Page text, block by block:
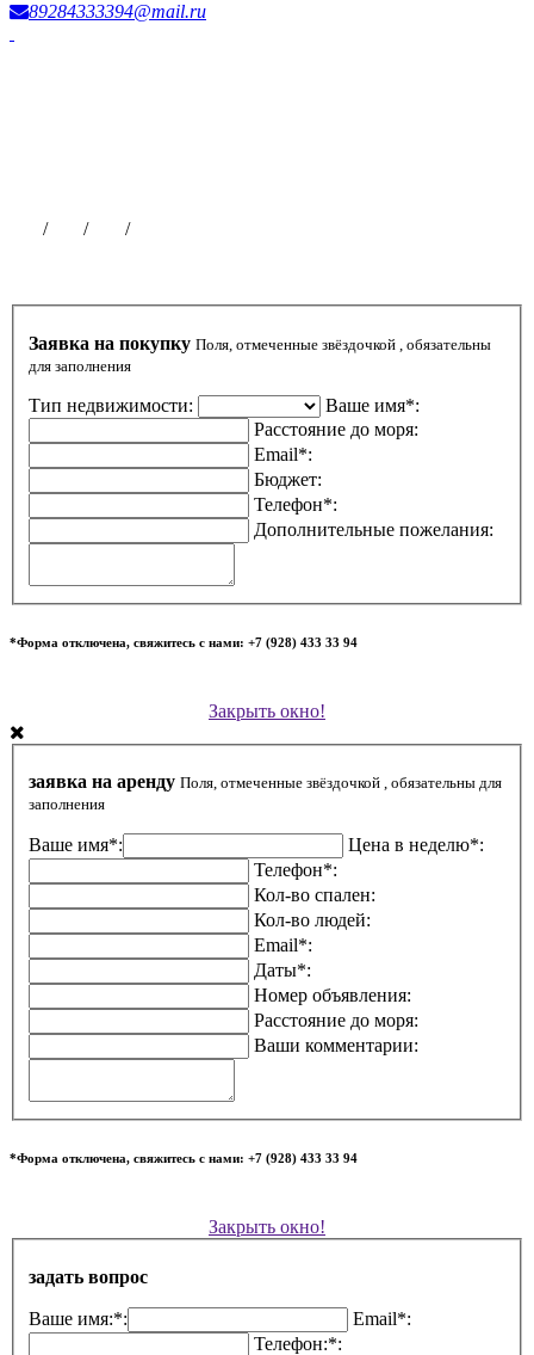
89284333394@mail.ru
/ / /
Заявка на покупку Поля, отмеченные звёздочкой , обязательны
для заполнения
Тип недвижимости:
Ваше имя*:
Расстояние до моря:
Email*:
Бюджет:
Телефон*:
Дополнительные пожелания:
*Форма отключена, свяжитесь с нами: +7 (928) 433 33 94
Закрыть окно!
заявка на аренду Поля, отмеченные звёздочкой , обязательны для
заполнения
Ваше имя*:
Цена в неделю*:
Телефон*:
Кол-во спален:
Кол-во людей:
Email*:
Даты*:
Номер объявления:
Расстояние до моря:
Ваши комментарии:
*Форма отключена, свяжитесь с нами: +7 (928) 433 33 94
Закрыть окно!
задать вопрос
Ваше имя:*:
Email*:
Телефон:*: